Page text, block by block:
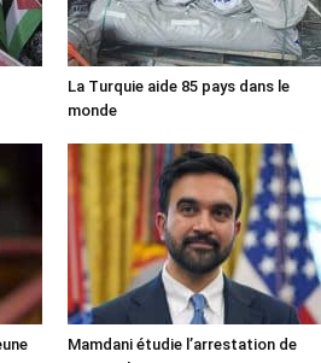
La Turquie aide 85 pays dans le
monde
Mamdani étudie l’arrestation de